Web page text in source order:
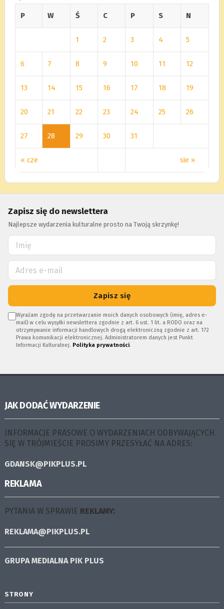
P W Ś C P S N
« cze sie »
1 2 3 4 5
6 7 8 9 10 11 12
13 14 15 16 17 18 19
20 21 22 23 24 25 26
27 28 29 30 31
Zapisz się do newslettera
Najlepsze wydarzenia kulturalne prosto na Twoją skrzynkę!
Zapisz się
Wyrażam zgodę na przetwarzanie moich danych osobowych (imię, adres e-
mail) w celu wysyłki newslettera zgodnie z art. 6 ust. 1 lit. a RODO oraz na
otrzymywanie informacji handlowych drogą elektroniczną zgodnie z art. 172
Prawa komunikacji elektronicznej. Administratorem danych jest Punkt
Informacji Kulturalnej. Polityka prywatności.
JAK DODAĆ WYDARZENIE
INFORMACJE PRASOWE O WYDARZENIACH ODBYWAJĄCYCH
SIĘ W TRÓJMIEŚCIE PROSIMY PRZESYŁAĆ NA ADRES:
GDANSK@PIKPLUS.PL
REKLAMA
PYTANIA W SPRAWIE REKLAMY:
REKLAMA@PIKPLUS.PL
GRUPA MEDIALNA PIK PLUS
STRONY